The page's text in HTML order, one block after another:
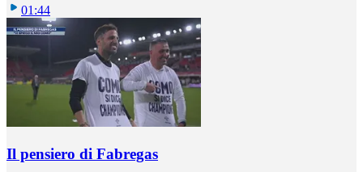
01:44
Il pensiero di Fabregas